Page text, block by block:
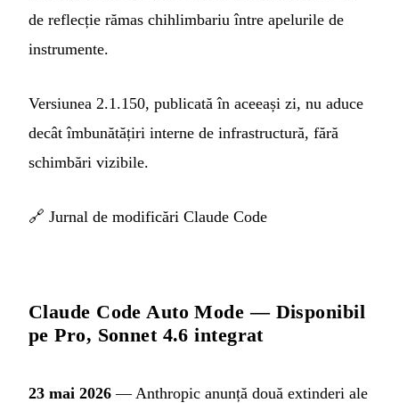
de reflecție rămas chihlimbariu între apelurile de
instrumente.
Versiunea 2.1.150, publicată în aceeași zi, nu aduce
decât îmbunătățiri interne de infrastructură, fără
schimbări vizibile.
🔗 Jurnal de modificări Claude Code
Claude Code Auto Mode — Disponibil
pe Pro, Sonnet 4.6 integrat
23 mai 2026 — Anthropic anunță două extinderi ale